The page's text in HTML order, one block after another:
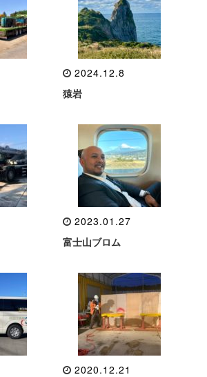
2024.12.8
猿岩
2023.01.27
富士山ブロム
2020.12.21